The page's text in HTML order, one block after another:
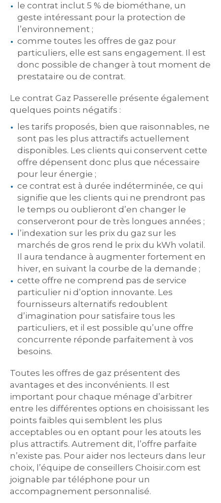
le contrat inclut 5 % de biométhane, un
geste intéressant pour la protection de
l’environnement ;
comme toutes les offres de gaz pour
particuliers, elle est sans engagement. Il est
donc possible de changer à tout moment de
prestataire ou de contrat.
Le contrat Gaz Passerelle présente également
quelques points négatifs :
les tarifs proposés, bien que raisonnables, ne
sont pas les plus attractifs actuellement
disponibles. Les clients qui conservent cette
offre dépensent donc plus que nécessaire
pour leur énergie ;
ce contrat est à durée indéterminée, ce qui
signifie que les clients qui ne prendront pas
le temps ou oublieront d’en changer le
conserveront pour de très longues années ;
l’indexation sur les prix du gaz sur les
marchés de gros rend le prix du kWh volatil.
Il aura tendance à augmenter fortement en
hiver, en suivant la courbe de la demande ;
cette offre ne comprend pas de service
particulier ni d’option innovante. Les
fournisseurs alternatifs redoublent
d’imagination pour satisfaire tous les
particuliers, et il est possible qu’une offre
concurrente réponde parfaitement à vos
besoins.
Toutes les offres de gaz présentent des
avantages et des inconvénients. Il est
important pour chaque ménage d’arbitrer
entre les différentes options en choisissant les
points faibles qui semblent les plus
acceptables ou en optant pour les atouts les
plus attractifs. Autrement dit, l’offre parfaite
n’existe pas. Pour aider nos lecteurs dans leur
choix, l’équipe de conseillers Choisir.com est
joignable par téléphone pour un
accompagnement personnalisé.